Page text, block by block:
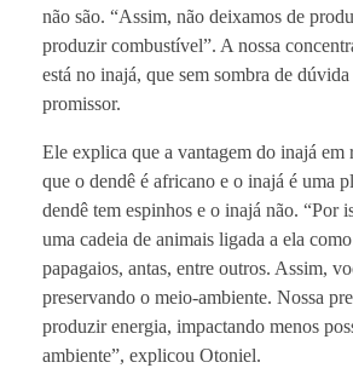
não são. “Assim, não deixamos de
produzir combustível”. A nossa
está no inajá, que sem sombra de
promissor.
Ele explica que a vantagem do inajá em
que o dendê é africano e o inajá é uma
dendê tem espinhos e o inajá não. “Por
uma cadeia de animais ligada a ela
papagaios, antas, entre outros. Assim,
preservando o meio-ambiente. Nossa
produzir energia, impactando menos
ambiente”, explicou Otoniel.